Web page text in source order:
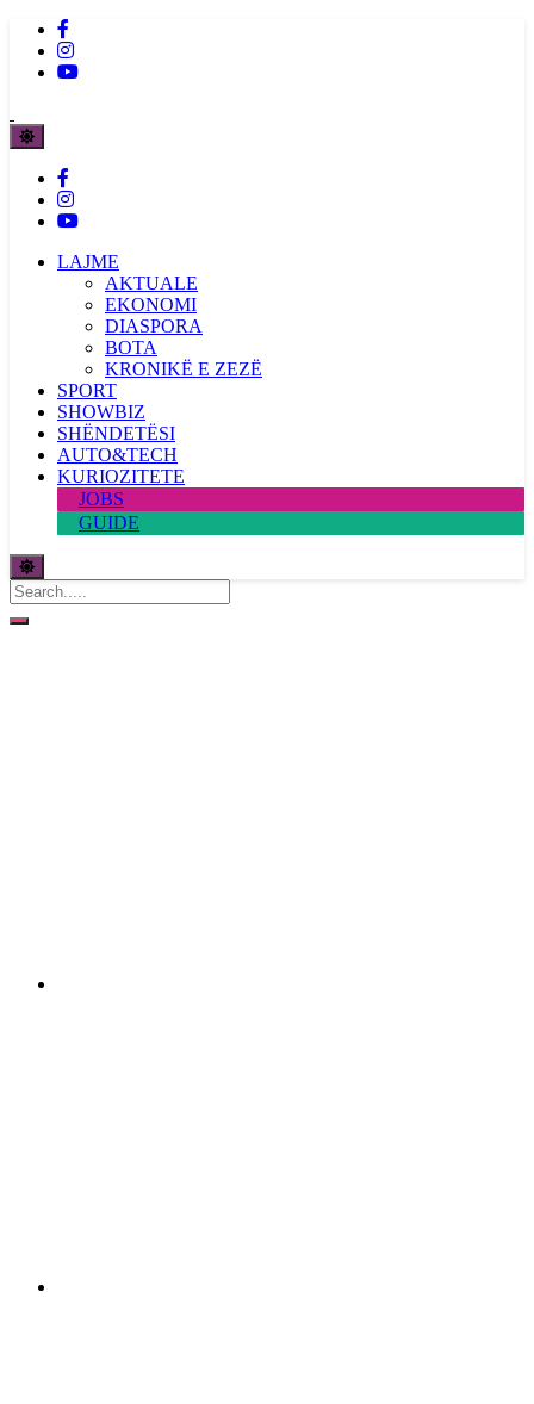
LAJME
AKTUALE
EKONOMI
DIASPORA
BOTA
KRONIKË E ZEZË
SPORT
SHOWBIZ
SHËNDETËSI
AUTO&TECH
KURIOZITETE
JOBS
GUIDE